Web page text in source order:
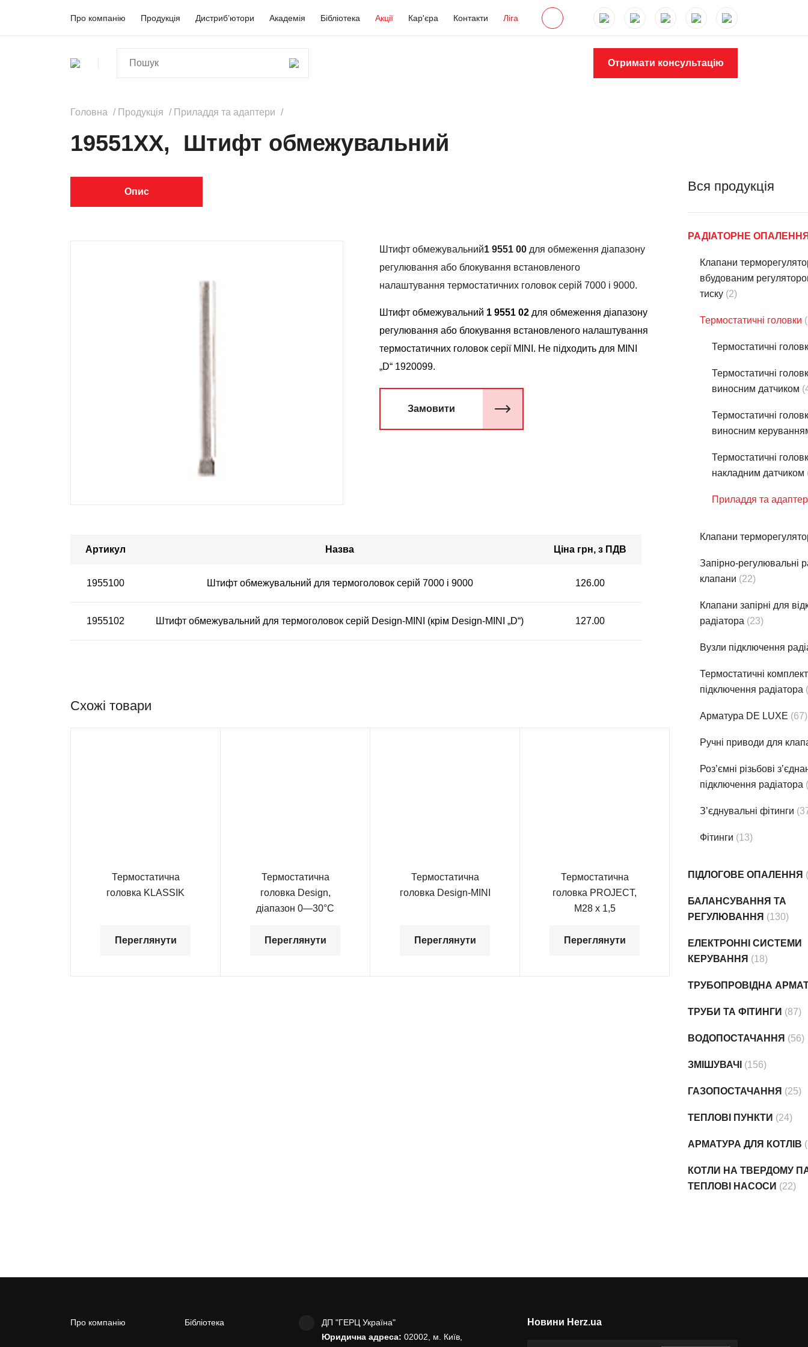
Про компанію Продукція Дистриб’ютори Академія Бібліотека Акції Кар'єра Контакти Ліга
Отримати консультацію
Головна Продукція Приладдя та адаптери
19551XX, Штифт обмежувальний
Опис
Штифт обмежувальний1 9551 00для обмеження діапазону
регулювання або блокування встановленого
налаштування термостатичних головок cepiй 7000 i 9000.
Штифт обмежувальний 1 9551 02для обмеження діапазону
регулювання або блокування встановленого налаштування
термостатичних головок cepiї MINI. Не підходить для MINI
„D“ 1920099.
Замовити
Артикул Назва Ціна грн, з ПДВ
1955100 Штифт обмежувальний для термоголовок cepiй 7000 i 9000 126.00
1955102 Штифт обмежувальний для термоголовок cepiй Design-MINI (крім Design-MINI „D“) 127.00
Схожі товари
Термостатична
головка KLASSIK
Переглянути
Термостатична
головка Design,
діапазон 0—30°С
Переглянути
Термостатична
головка Design-MINI
Переглянути
Термостатична
головка PROJECT,
М28 х 1,5
Переглянути
Вся продукція
РАДІАТОРНЕ
Клапани
вбудованим
тиску (2)
Термостатичнi головки
Термостатичнi
Термостатичнi
виносним датчиком
Термостатичнi
виносним
Термостатичнi
накладним датчиком
Приладдя та
Клапани
Запірно-регулювальні
клапани (22)
Клапани запірні для
радіатора (23)
Вузли підключення
Термостатичнi
підключення радіатора
Арматура DE LUXE (67)
Ручні приводи для
Роз’ємні різьбові
підключення радіатора
З’єднувальні фітинги
Фітинги (13)
ПІДЛОГОВЕ ОПАЛЕННЯ
БАЛАНСУВАННЯ ТА
РЕГУЛЮВАННЯ (130)
ЕЛЕКТРОННІ СИСТЕМИ
КЕРУВАННЯ (18)
ТРУБОПРОВІДНА
ТРУБИ ТА ФІТИНГИ (87)
ВОДОПОСТАЧАННЯ (56)
ЗМІШУВАЧІ (156)
ГАЗОПОСТАЧАННЯ (25)
ТЕПЛОВІ ПУНКТИ (24)
АРМАТУРА ДЛЯ КОТЛІВ
КОТЛИ НА ТВЕРДОМУ
ТЕПЛОВІ НАСОСИ (22)
Про компанію Бібліотека
ДП "ГЕРЦ Україна"
Юридична адреса: 02002, м. Київ,
Новини Herz.ua